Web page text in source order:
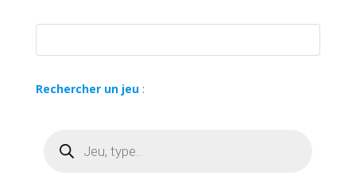
Rechercher un jeu:
produits